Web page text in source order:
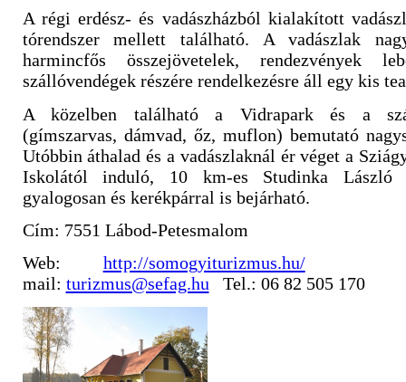
A régi erdész- és vadászházból kialakított
tórendszer mellett található. A vadászlak
harmincfős összejövetelek, rendezvények
szállóvendégek részére rendelkezésre áll egy kis
A közelben található a Vidrapark és a
(gímszarvas, dámvad, őz, muflon) bemutató
Utóbbin áthalad és a vadászlaknál ér véget a
Iskolától induló, 10 km-es Studinka László
gyalogosan és kerékpárral is bejárható.
Cím: 7551 Lábod-Petesmalom
Web: http://somogyiturizmus.hu/
mail: turizmus@sefag.hu Tel.: 06 82 505 170